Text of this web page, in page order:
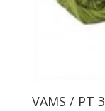
VAMS / PT 3